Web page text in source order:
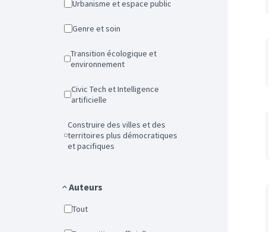
Urbanisme et espace public
Genre et soin
Transition écologique et
environnement
Civic Tech et Intelligence
artificielle
Construire des villes et des
territoires plus démocratiques
et pacifiques
Auteurs
Tout